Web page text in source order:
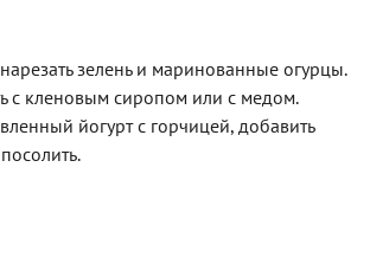
зелень и маринованные огурцы.
с кленовым сиропом или с медом.
йогурт с горчицей, добавить